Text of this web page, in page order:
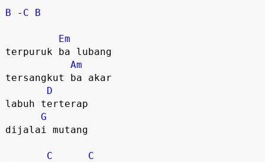
B - C B
Em
terpuruk ba lubang
Am
tersangkut ba akar
D
labuh terterap
G
dijalai mutang
C
C